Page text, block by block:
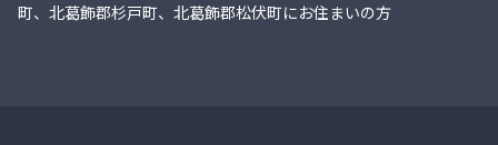
町、北葛飾郡杉戸町、北葛飾郡松伏町にお住まいの方